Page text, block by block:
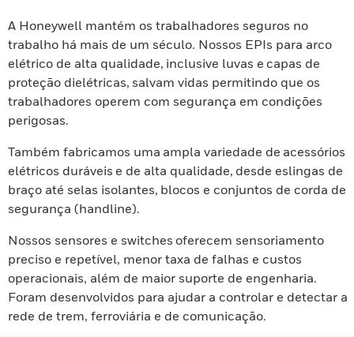
A Honeywell mantém os trabalhadores seguros no
trabalho há mais de um século. Nossos EPIs para arco
elétrico de alta qualidade, inclusive luvas e capas de
proteção dielétricas, salvam vidas permitindo que os
trabalhadores operem com segurança em condições
perigosas.
Também fabricamos uma ampla variedade de acessórios
elétricos duráveis e de alta qualidade, desde eslingas de
braço até selas isolantes, blocos e conjuntos de corda de
segurança (handline).
Nossos sensores e switches oferecem sensoriamento
preciso e repetível, menor taxa de falhas e custos
operacionais, além de maior suporte de engenharia.
Foram desenvolvidos para ajudar a controlar e detectar a
rede de trem, ferroviária e de comunicação.